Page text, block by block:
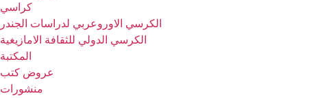
كراسي
الكرسي الاوروعربي لدراسات الجندر
الكرسي الدولي للثقافة الامازيغية
المكتبة
عروض كتب
منشورات